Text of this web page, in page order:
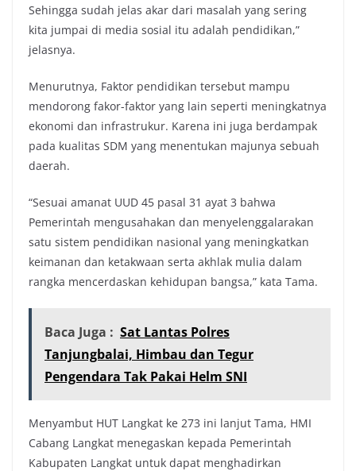
Sehingga sudah jelas akar dari masalah yang sering
kita jumpai di media sosial itu adalah pendidikan,”
jelasnya.
Menurutnya, Faktor pendidikan tersebut mampu
mendorong fakor-faktor yang lain seperti meningkatnya
ekonomi dan infrastrukur. Karena ini juga berdampak
pada kualitas SDM yang menentukan majunya sebuah
daerah.
“Sesuai amanat UUD 45 pasal 31 ayat 3 bahwa
Pemerintah mengusahakan dan menyelenggalarakan
satu sistem pendidikan nasional yang meningkatkan
keimanan dan ketakwaan serta akhlak mulia dalam
rangka mencerdaskan kehidupan bangsa,” kata Tama.
Baca Juga : Sat Lantas Polres
Tanjungbalai, Himbau dan Tegur
Pengendara Tak Pakai Helm SNI
Menyambut HUT Langkat ke 273 ini lanjut Tama, HMI
Cabang Langkat menegaskan kepada Pemerintah
Kabupaten Langkat untuk dapat menghadirkan